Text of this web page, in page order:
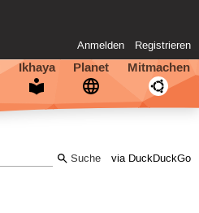
Anmelden Registrieren
Ikhaya Planet Mitmachen
via DuckDuckGo